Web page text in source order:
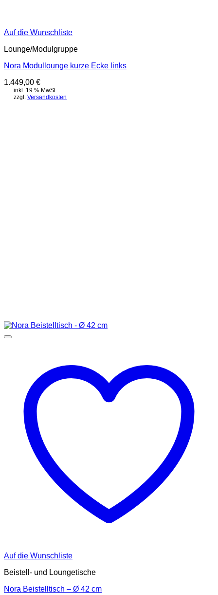
Auf die Wunschliste
Lounge/Modulgruppe
Nora Modullounge kurze Ecke links
1.449,00 €
inkl. 19 % MwSt.
zzgl. Versandkosten
Auf die Wunschliste
Beistell- und Loungetische
Nora Beistelltisch – Ø 42 cm